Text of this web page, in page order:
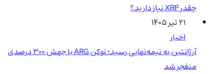
چقدر XRP نیاز دارید؟
۲۱ تیر ۱۴۰۵
اخبار
آرژانتین به نیمه‌نهایی رسید؛ توکن ARG با جهش ۳۰۰ درصدی
منفجر شد